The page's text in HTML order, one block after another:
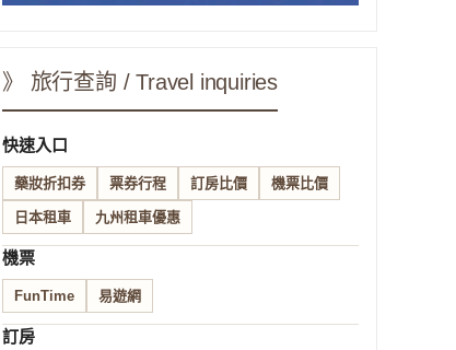
》 旅行查詢 / Travel inquiries
快速入口
藥妝折扣券 票券行程 訂房比價 機票比價
日本租車 九州租車優惠
機票
FunTime 易遊網
訂房